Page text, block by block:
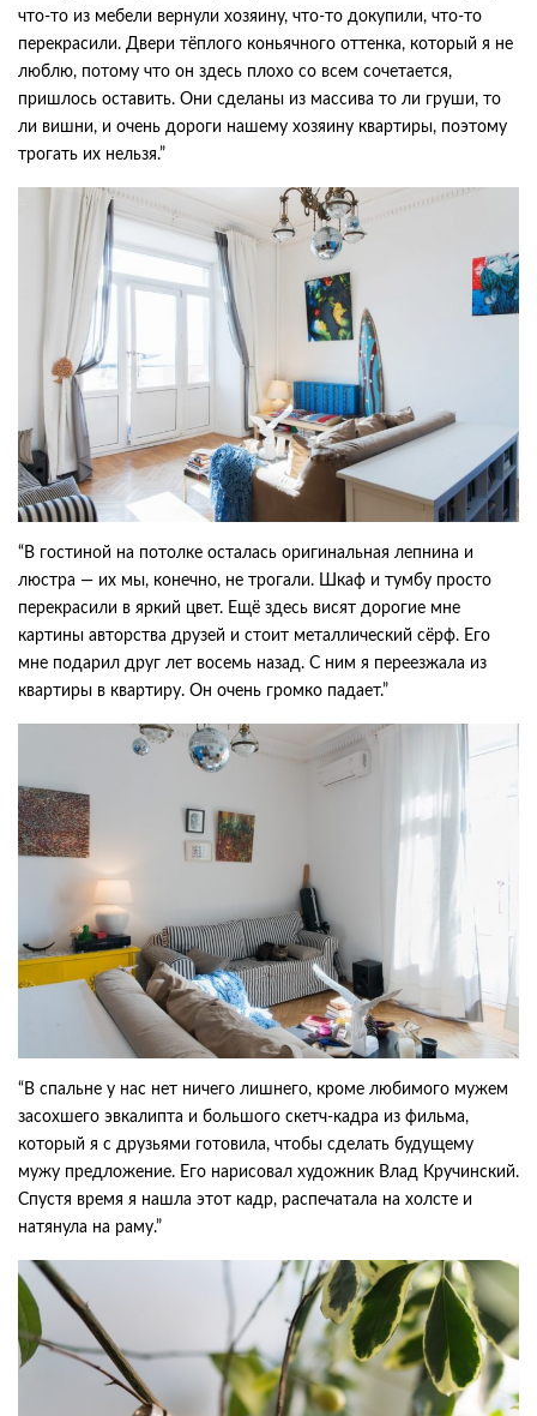
что-то из мебели вернули хозяину, что-то докупили, что-то
перекрасили. Двери тёплого коньячного оттенка, который я не
люблю, потому что он здесь плохо со всем сочетается,
пришлось оставить. Они сделаны из массива то ли груши, то
ли вишни, и очень дороги нашему хозяину квартиры, поэтому
трогать их нельзя.”
“В гостиной на потолке осталась оригинальная лепнина и
люстра — их мы, конечно, не трогали. Шкаф и тумбу просто
перекрасили в яркий цвет. Ещё здесь висят дорогие мне
картины авторства друзей и стоит металлический сёрф. Его
мне подарил друг лет восемь назад. С ним я переезжала из
квартиры в квартиру. Он очень громко падает.”
“В спальне у нас нет ничего лишнего, кроме любимого мужем
засохшего эвкалипта и большого скетч-кадра из фильма,
который я с друзьями готовила, чтобы сделать будущему
мужу предложение. Его нарисовал художник Влад Кручинский.
Спустя время я нашла этот кадр, распечатала на холсте и
натянула на раму.”